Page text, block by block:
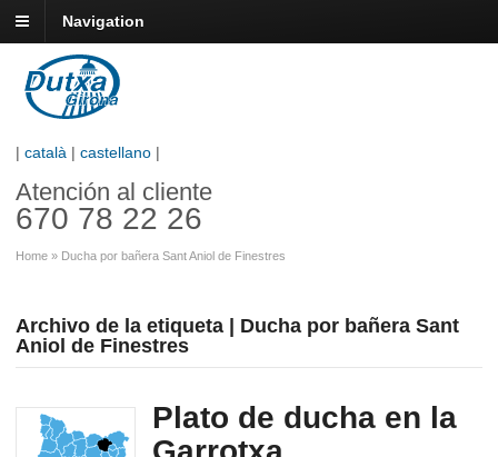
Navigation
| català | castellano |
Atención al cliente
670 78 22 26
Home » Ducha por bañera Sant Aniol de Finestres
Archivo de la etiqueta | Ducha por bañera Sant
Aniol de Finestres
Plato de ducha en la